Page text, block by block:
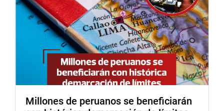
Millones de peruanos se beneficiarán